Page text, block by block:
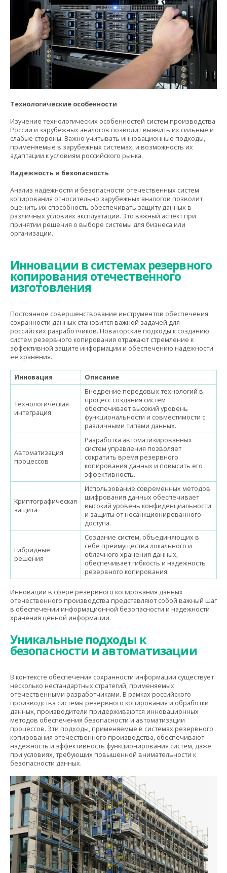
Технологические особенности
Изучение технологических особенностей систем производства
России и зарубежных аналогов позволит выявить их сильные и
слабые стороны. Важно учитывать инновационные подходы,
применяемые в зарубежных системах, и возможность их
адаптации к условиям российского рынка.
Надежность и безопасность
Анализ надежности и безопасности отечественных систем
копирования относительно зарубежных аналогов позволит
оценить их способность обеспечивать защиту данных в
различных условиях эксплуатации. Это важный аспект при
принятии решения о выборе системы для бизнеса или
организации.
Инновации в системах резервного
копирования отечественного
изготовления
Постоянное совершенствование инструментов обеспечения
сохранности данных становится важной задачей для
российских разработчиков. Новаторские подходы к созданию
систем резервного копирования отражают стремление к
эффективной защите информации и обеспечению надежности
ее хранения.
Инновация Описание
Технологическая
интеграция
Внедрение передовых технологий в
процесс создания систем
обеспечивает высокий уровень
функциональности и совместимости с
различными типами данных.
Автоматизация
процессов
Разработка автоматизированных
систем управления позволяет
сократить время резервного
копирования данных и повысить его
эффективность.
Криптографическая
защита
Использование современных методов
шифрования данных обеспечивает
высокий уровень конфиденциальности
и защиты от несанкционированного
доступа.
Гибридные
решения
Создание систем, объединяющих в
себе преимущества локального и
облачного хранения данных,
обеспечивает гибкость и надежность
резервного копирования.
Инновации в сфере резервного копирования данных
отечественного производства представляют собой важный шаг
в обеспечении информационной безопасности и надежности
хранения ценной информации.
Уникальные подходы к
безопасности и автоматизации
В контексте обеспечения сохранности информации существует
несколько нестандартных стратегий, применяемых
отечественными разработчиками. В рамках российского
производства системы резервного копирования и обработки
данных, производители придерживаются инновационных
методов обеспечения безопасности и автоматизации
процессов. Эти подходы, применяемые в системах резервного
копирования отечественного производства, обеспечивают
надежность и эффективность функционирования систем, даже
при условиях, требующих повышенной внимательности к
безопасности данных.